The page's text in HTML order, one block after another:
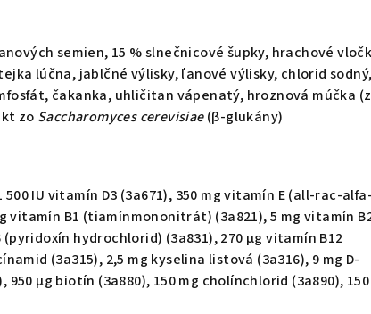
semien, 15 % slnečnicové šupky, hrachové
lúčna, jablčné výlisky, ľanové výlisky, chlorid
čakanka, uhličitan vápenatý, hroznová múčka (z
zo Saccharomyces cerevisiae(β-glukány)
500 IU vitamín D3 (3a671), 350 mg vitamín E (all-rac-
vitamín B1 (tiamínmononitrát) (3a821), 5 mg vitamín
hydrochlorid) (3a831), 270 μg vitamín B12
(3a315), 2,5 mg kyselina listová (3a316), 9 mg D-
μg biotín (3a880), 150 mg cholínchlorid (3a890),